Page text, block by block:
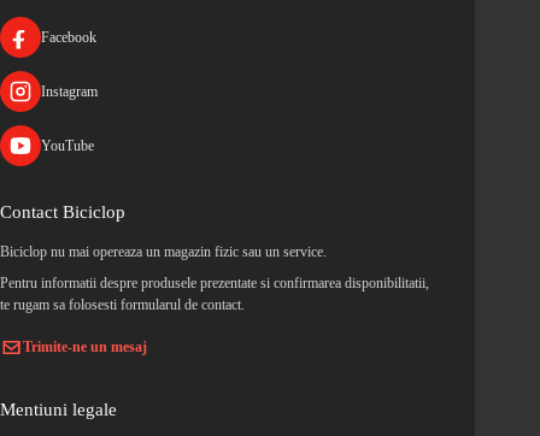
Facebook
Instagram
YouTube
Contact Biciclop
Biciclop nu mai opereaza un magazin fizic sau un service.
Pentru informatii despre produsele prezentate si confirmarea disponibilitatii,
te rugam sa folosesti formularul de contact.
Trimite-ne un mesaj
Mentiuni legale